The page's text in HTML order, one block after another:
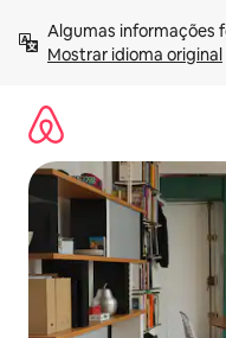
para
Mostrar idioma original